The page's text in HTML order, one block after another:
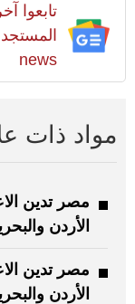
تابعوا
news
مواد ذات
مصر تدين
الأردن
مصر تدين
الأردن